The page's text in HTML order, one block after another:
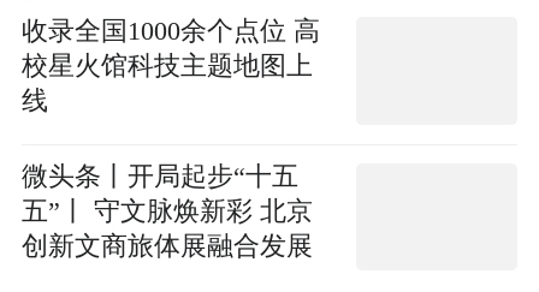
收录全国1000余个点位 高
校星火馆科技主题地图上
线
微头条丨开局起步“十五
五”丨 守文脉焕新彩 北京
创新文商旅体展融合发展